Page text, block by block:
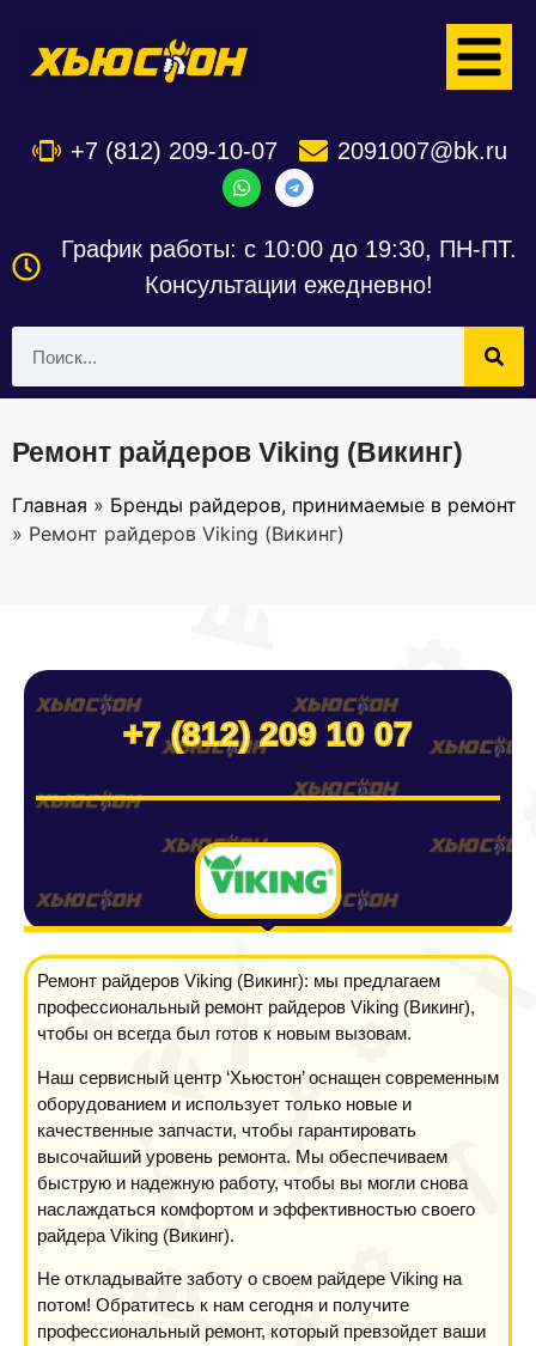
+7 (812) 209-10-07 2091007@bk.ru
График работы: с 10:00 до 19:30, ПН-ПТ.
Консультации ежедневно!
Ремонт райдеров Viking (Викинг)
Главная » Бренды райдеров, принимаемые в ремонт
» Ремонт райдеров Viking (Викинг)
+7 (812) 209 10 07
Ремонт райдеров Viking (Викинг): мы предлагаем
профессиональный ремонт райдеров Viking (Викинг),
чтобы он всегда был готов к новым вызовам.
Наш сервисный центр ‘Хьюстон’ оснащен современным
оборудованием и использует только новые и
качественные запчасти, чтобы гарантировать
высочайший уровень ремонта. Мы обеспечиваем
быструю и надежную работу, чтобы вы могли снова
наслаждаться комфортом и эффективностью своего
райдера Viking (Викинг).
Не откладывайте заботу о своем райдере Viking на
потом! Обратитесь к нам сегодня и получите
профессиональный ремонт, который превзойдет ваши